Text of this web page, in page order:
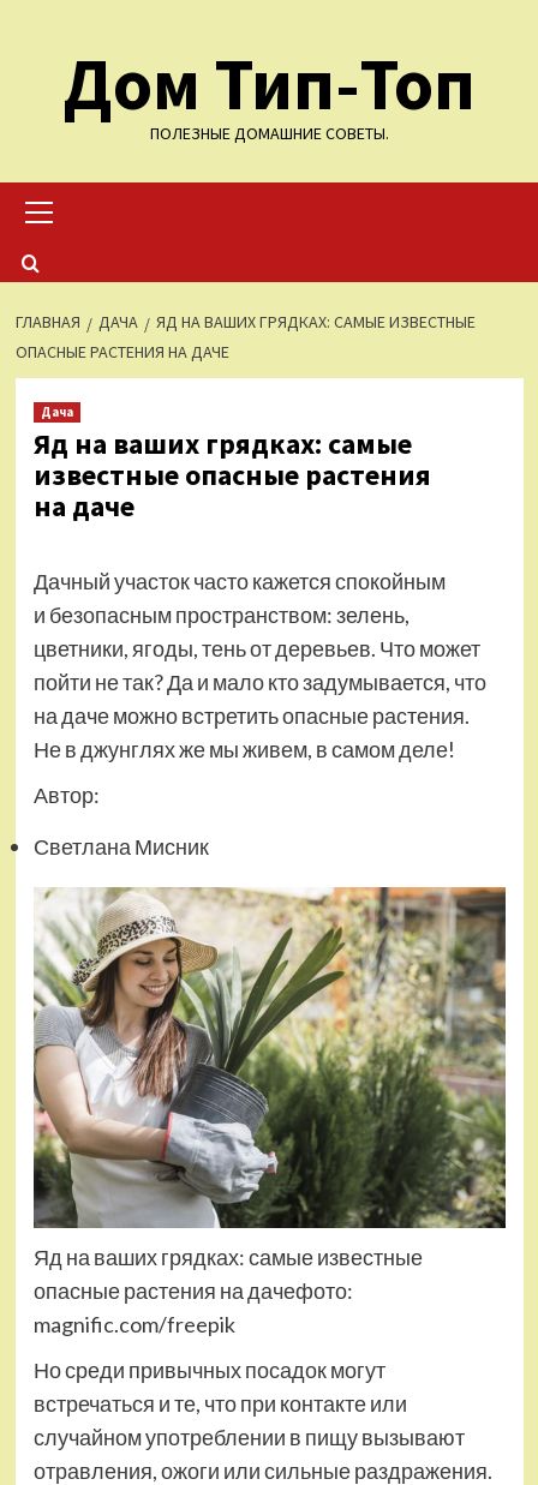
содержимомуДом Тип-Топ
ПОЛЕЗНЫЕ ДОМАШНИЕ СОВЕТЫ.
меню
ГЛАВНАЯ ДАЧА
ЯД НА ВАШИХ ГРЯДКАХ: САМЫЕ ИЗВЕСТНЫЕ
ОПАСНЫЕ РАСТЕНИЯ НА ДАЧЕ
Дача
Яд на ваших грядках: самые
известные опасные растения
на даче
Дачный участок часто кажется спокойным
и безопасным пространством: зелень,
цветники, ягоды, тень от деревьев. Что может
пойти не так? Да и мало кто задумывается, что
на даче можно встретить опасные растения.
Не в джунглях же мы живем, в самом деле!
Автор:
Светлана Мисник
Яд на ваших грядках: самые известные
опасные растения на дачефото:
magnific.com/freepik
Но среди привычных посадок могут
встречаться и те, что при контакте или
случайном употреблении в пищу вызывают
отравления, ожоги или сильные раздражения.